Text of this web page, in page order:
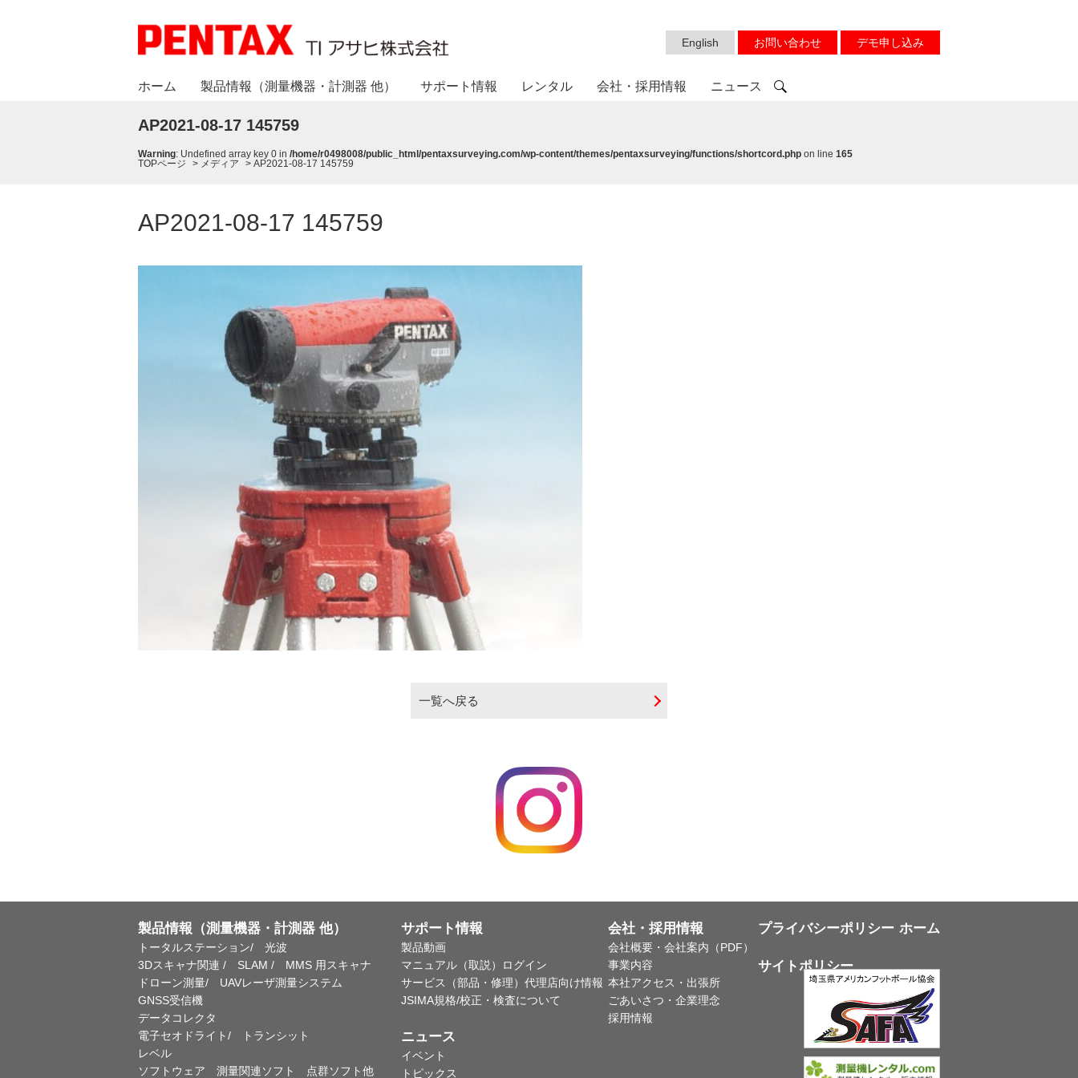
English お問い合わせ デモ申し込み
ホーム 製品情報（測量機器・計測器 他） サポート情報 レンタル 会社・採用情報 ニュース
AP2021-08-17 145759
Warning: Undefined array key 0 in /home/r0498008/public_html/pentaxsurveying.com/wp-content/themes/pentaxsurveying/functions/shortcord.php on line 165
TOPページ
> メディア > AP2021-08-17 145759
AP2021-08-17 145759
一覧へ戻る
製品情報（測量機器・計測器 他）
トータルステーション/ 光波
3Dスキャナ関連 / SLAM / MMS 用スキャナ
ドローン測量/ UAVレーザ測量システム
GNSS受信機
データコレクタ
電子セオドライト/ トランシット
レベル
ソフトウェア 測量関連ソフト 点群ソフト他
サポート情報
製品動画
マニュアル（取説）ログイン
サービス（部品・修理）代理店向け情報
JSIMA規格/校正・検査について
ニュース
イベント
トピックス
会社・採用情報
会社概要・会社案内（PDF）
事業内容
本社アクセス・出張所
ごあいさつ・企業理念
採用情報
プライバシーポリシー
サイトポリシー
ホーム